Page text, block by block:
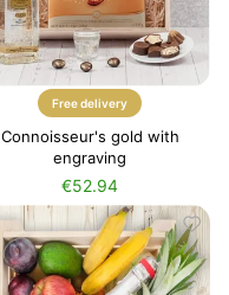
Free delivery
Connoisseur's gold with
engraving
€52.94